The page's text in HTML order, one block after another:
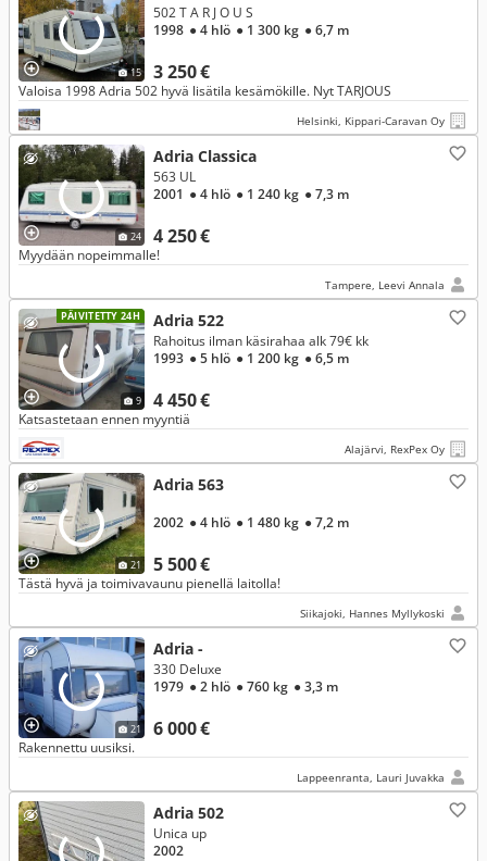
15 3 250 €
502 T A R J O U S
1998 ● 4 hlö ● 1 300 kg ● 6,7 m
Valoisa 1998 Adria 502 hyvä lisätila kesämökille. Nyt TARJOUS
Helsinki, Kippari-Caravan Oy
24
Adria Classica
4 250 €
563 UL
2001 ● 4 hlö ● 1 240 kg ● 7,3 m
Myydään nopeimmalle!
Tampere, Leevi Annala
PÄIVITETTY 24H
9
Adria 522
4 450 €
Rahoitus ilman käsirahaa alk 79€ kk
1993 ● 5 hlö ● 1 200 kg ● 6,5 m
Katsastetaan ennen myyntiä
Alajärvi, RexPex Oy
21
Adria 563
5 500 €
2002 ● 4 hlö ● 1 480 kg ● 7,2 m
Tästä hyvä ja toimivavaunu pienellä laitolla!
Siikajoki, Hannes Myllykoski
21
Adria -
6 000 €
330 Deluxe
1979 ● 2 hlö ● 760 kg ● 3,3 m
Rakennettu uusiksi.
Lappeenranta, Lauri Juvakka
Adria 502
Unica up
2002